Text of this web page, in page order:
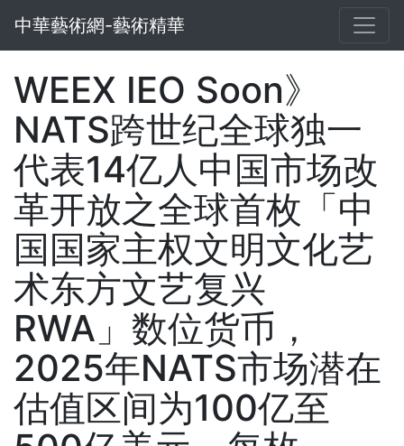
中華藝術網-藝術精華
WEEX IEO Soon》
NATS跨世纪全球独一
代表14亿人中国市场改
革开放之全球首枚「中
国国家主权文明文化艺
术东方文艺复兴
RWA」数位货币，
2025年NATS市场潜在
估值区间为100亿至